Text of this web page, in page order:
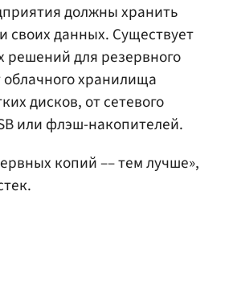
должны хранить
своих данных. Существует
решений для резервного
хранилища
дисков, от сетевого
или флэш-накопителей.
копий –– тем лучше»,